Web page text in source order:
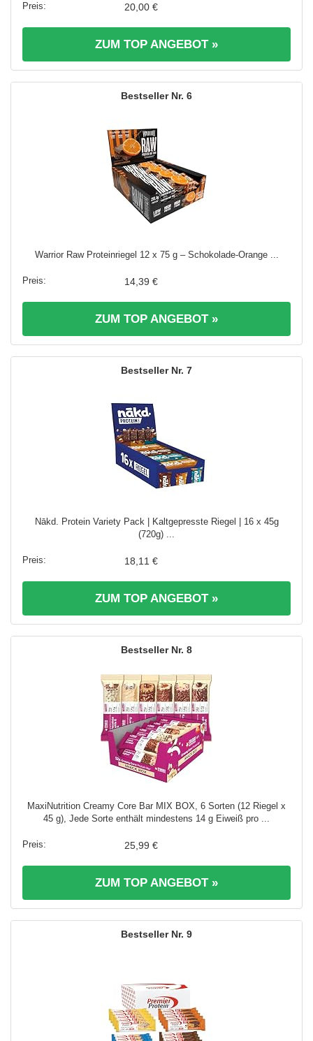
20,00 €
ZUM TOP ANGEBOT »
6
Warrior Raw Proteinriegel 12 x 75 g – Schokolade-Orange ...
14,39 €
ZUM TOP ANGEBOT »
7
Nākd. Protein Variety Pack | Kaltgepresste Riegel | 16 x 45g
(720g) ...
18,11 €
ZUM TOP ANGEBOT »
8
MaxiNutrition Creamy Core Bar MIX BOX, 6 Sorten (12 Riegel x
45 g), Jede Sorte enthält mindestens 14 g Eiweiß pro ...
25,99 €
ZUM TOP ANGEBOT »
9